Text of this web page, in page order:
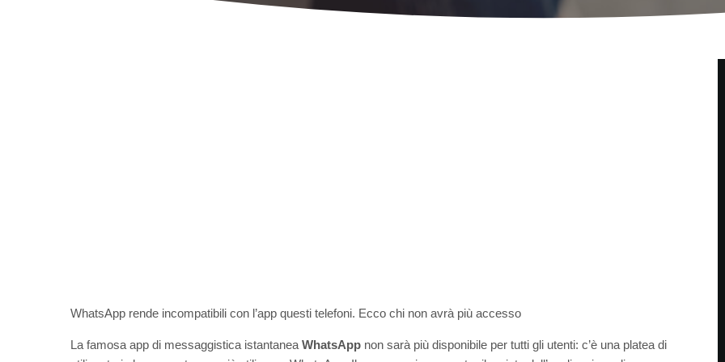
WhatsApp rende incompatibili con l’app questi telefoni. Ecco chi non avrà più accesso
La famosa app di messaggistica istantanea WhatsApp non sarà più disponibile per tutti gli utenti: c’è una platea di